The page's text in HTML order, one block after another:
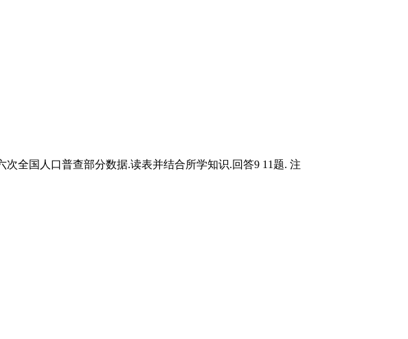
全国人口普查部分数据.读表并结合所学知识.回答9 11题. 注